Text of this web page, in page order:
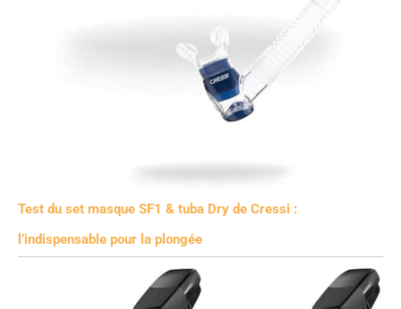
Test du set masque SF1 & tuba Dry de Cressi :
l’indispensable pour la plongée